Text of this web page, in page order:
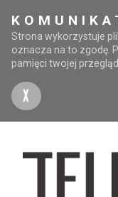
Strona wykorzystuje
oznacza na to zgodę.
pamięci twojej
X